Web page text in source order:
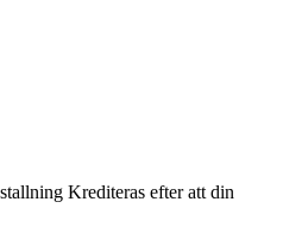
Krediteras efter att din